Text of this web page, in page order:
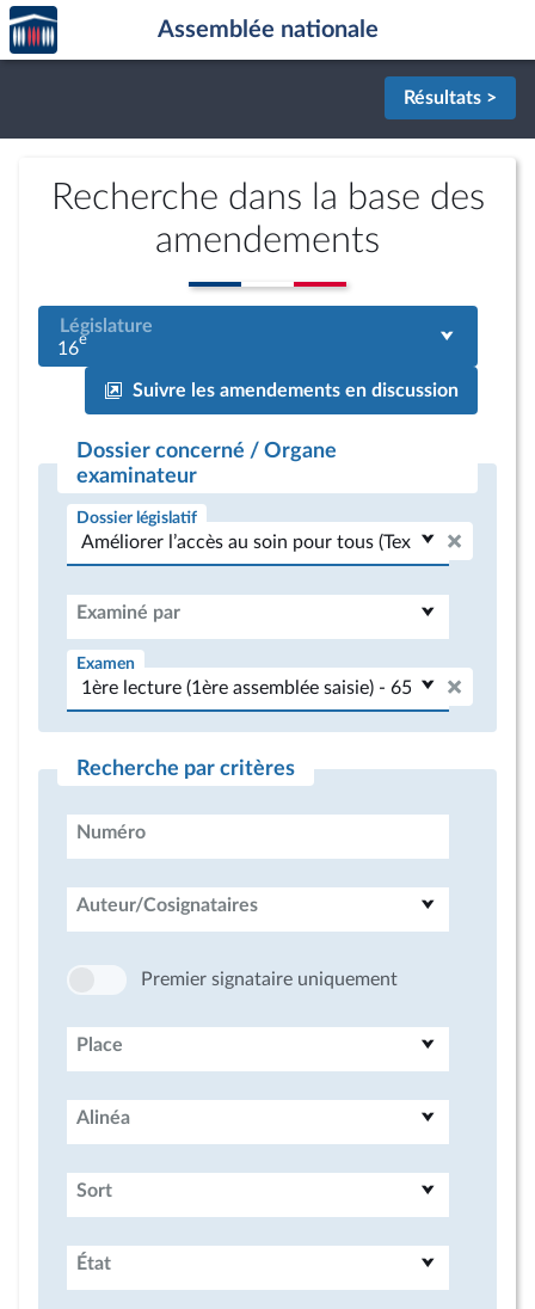
Aller au contenu
Aller en bas de la page
Accèder
à la
page
Assemblée nationale
Résultats >
Recherche dans la base des
amendements
Législature
16e
Suivre les amendements en discussion
Dossier concerné / Organe
examinateur
Dossier législatif
Examiné par
Examen
Recherche par critères
Numéro
Auteur/Cosignataires
Premier signataire uniquement
Place
Alinéa
Sort
État